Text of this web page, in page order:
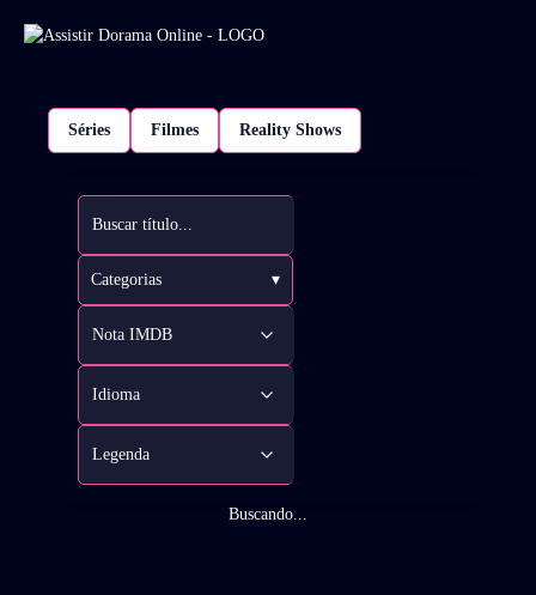
Séries Filmes Reality Shows
Categorias ▾
Buscando...